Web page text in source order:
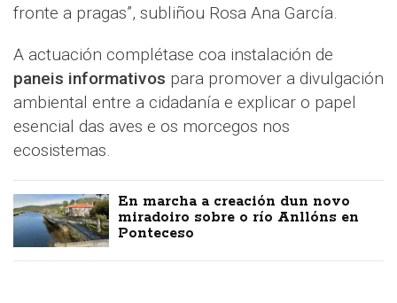
fronte a pragas”, subliñou Rosa Ana García.
A actuación complétase coa instalación de
paneis informativos para promover a divulgación
ambiental entre a cidadanía e explicar o papel
esencial das aves e os morcegos nos
ecosistemas.
En marcha a creación dun novo
miradoiro sobre o río Anllóns en
Ponteceso